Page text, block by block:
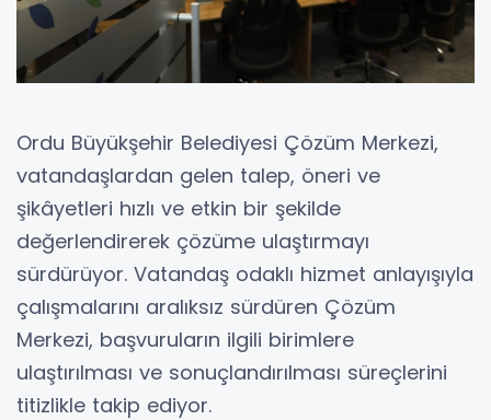
Ordu Büyükşehir Belediyesi Çözüm Merkezi,
vatandaşlardan gelen talep, öneri ve
şikâyetleri hızlı ve etkin bir şekilde
değerlendirerek çözüme ulaştırmayı
sürdürüyor. Vatandaş odaklı hizmet anlayışıyla
çalışmalarını aralıksız sürdüren Çözüm
Merkezi, başvuruların ilgili birimlere
ulaştırılması ve sonuçlandırılması süreçlerini
titizlikle takip ediyor.